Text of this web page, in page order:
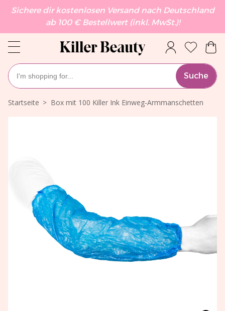
Sichere dir kostenlosen Versand nach Deutschland
ab 100 € Bestellwert (inkl. MwSt.)!
Suche
Startseite Box mit 100 Killer Ink Einweg-Armmanschetten